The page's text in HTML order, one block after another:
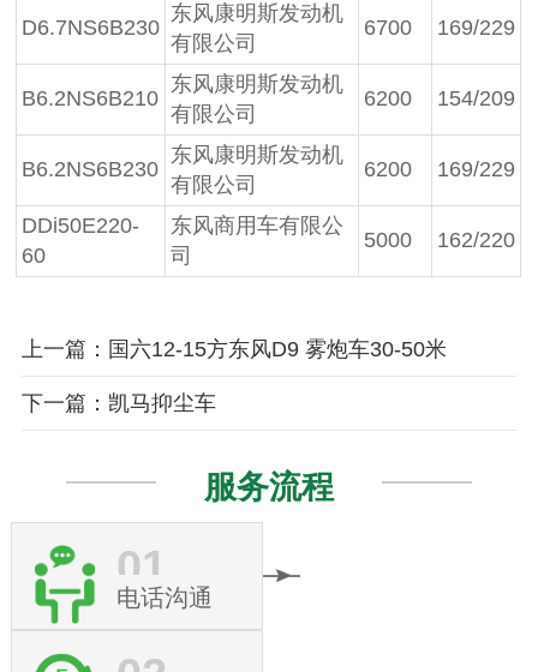
D6.7NS6B230
东风康明斯发动机
有限公司
6700 169/229
B6.2NS6B210
东风康明斯发动机
有限公司
6200 154/209
B6.2NS6B230
东风康明斯发动机
有限公司
6200 169/229
DDi50E220-
60
东风商用车有限公
司
5000 162/220
上一篇：国六12-15方东风D9 雾炮车30-50米
下一篇：凯马抑尘车
服务流程
01
电话沟通